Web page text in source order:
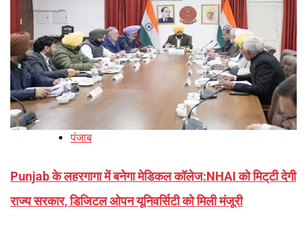
पंजाब
Punjab के लहरगागा में बनेगा मेडिकल कॉलेज:NHAI को मिट्‌टी देगी
राज्य सरकार, डिजिटल ओपन यूनिवर्सिटी को मिली मंजूरी